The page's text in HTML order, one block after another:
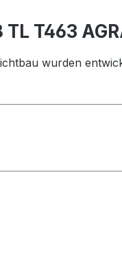
T463
wurden